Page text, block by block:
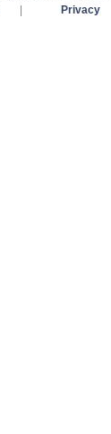
| Privacy